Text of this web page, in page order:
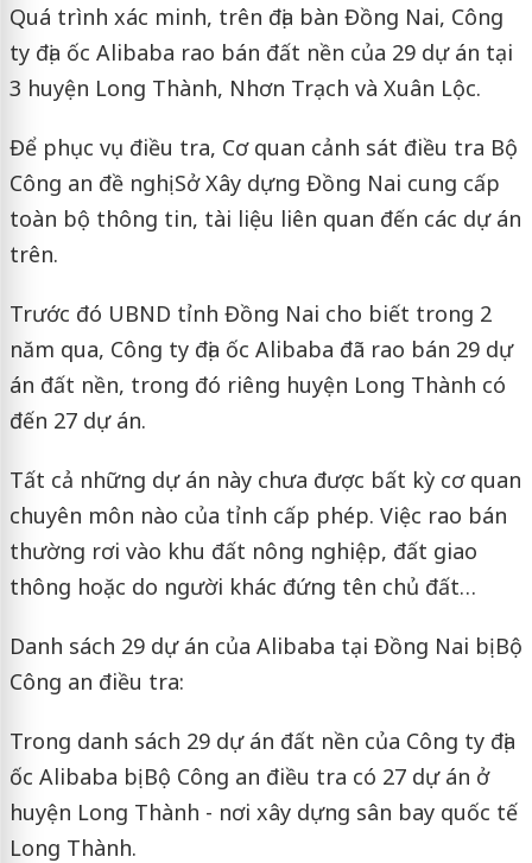
Quá trình xác minh, trên địa bàn Đồng Nai, Công
ty địa ốc Alibaba rao bán đất nền của 29 dự án tại
3 huyện Long Thành, Nhơn Trạch và Xuân Lộc.
Để phục vụ điều tra, Cơ quan cảnh sát điều tra Bộ
Công an đề nghị Sở Xây dựng Đồng Nai cung cấp
toàn bộ thông tin, tài liệu liên quan đến các dự án
trên.
Trước đó UBND tỉnh Đồng Nai cho biết trong 2
năm qua, Công ty địa ốc Alibaba đã rao bán 29 dự
án đất nền, trong đó riêng huyện Long Thành có
đến 27 dự án.
Tất cả những dự án này chưa được bất kỳ cơ quan
chuyên môn nào của tỉnh cấp phép. Việc rao bán
thường rơi vào khu đất nông nghiệp, đất giao
thông hoặc do người khác đứng tên chủ đất…
Danh sách 29 dự án của Alibaba tại Đồng Nai bị Bộ
Công an điều tra:
Trong danh sách 29 dự án đất nền của Công ty địa
ốc Alibaba bị Bộ Công an điều tra có 27 dự án ở
huyện Long Thành - nơi xây dựng sân bay quốc tế
Long Thành.